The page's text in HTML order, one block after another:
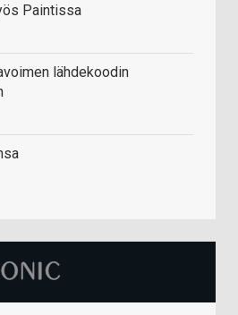
Paintissa
lähdekoodin